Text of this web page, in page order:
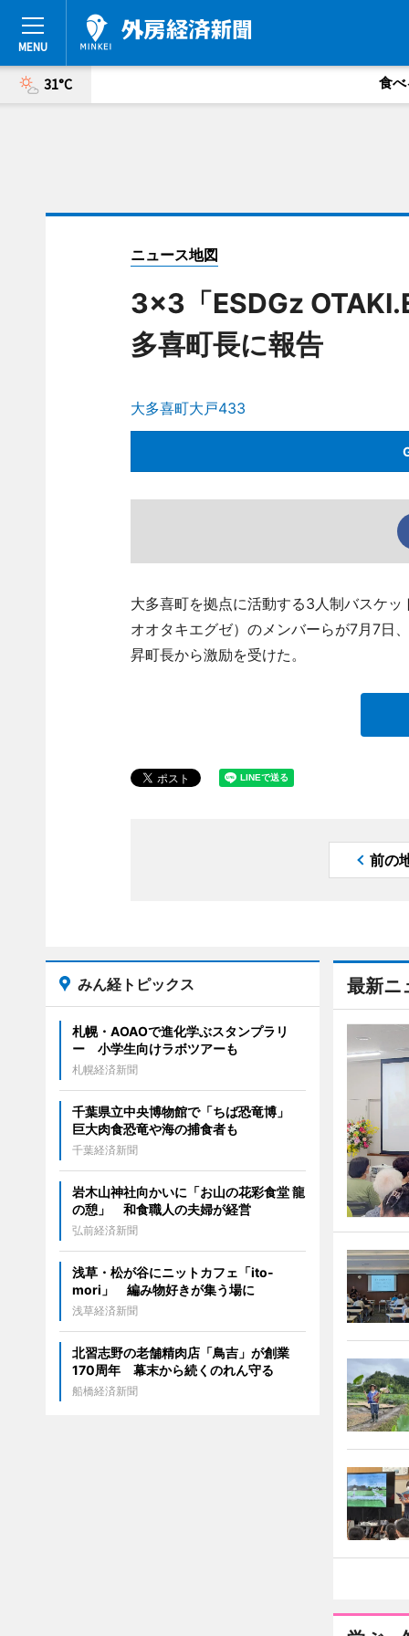
31°C 食べ
ニュース地図
3x3「ESDGz
多喜町長に報告
大多喜町大戸433
大多喜町を拠点に活動する3人制バスケ
オオタキエグゼ）のメンバーらが7月7日
昇町長から激励を受けた。
前の
最新ニ
みん経トピックス
札幌・AOAOで進化学ぶスタンプラリ
ー 小学生向けラボツアーも
札幌経済新聞
千葉県立中央博物館で「ちば恐竜博」
巨大肉食恐竜や海の捕食者も
千葉経済新聞
岩木山神社向かいに「お山の花彩食堂 龍
の憩」 和食職人の夫婦が経営
弘前経済新聞
浅草・松が谷にニットカフェ「ito-
mori」 編み物好きが集う場に
浅草経済新聞
北習志野の老舗精肉店「鳥吉」が創業
170周年 幕末から続くのれん守る
船橋経済新聞